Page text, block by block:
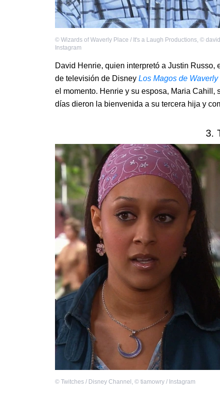
© Wizards of Waverly Place / It's a Laugh Productions, ©
Instagram
David Henrie, quien interpretó a Justin
de televisión de Disney Los Magos de
el momento. Henrie y su esposa, Maria Cahill,
días dieron la bienvenida a su tercera hija y
3.
© Twitches / Disney Channel , © tiamowry / Instagram